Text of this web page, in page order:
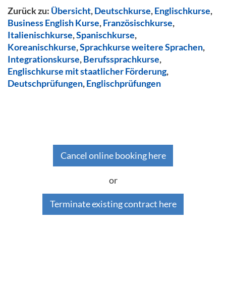
Zurück zu: Übersicht,Deutschkurse,Englischkurse,
Business English Kurse,Französischkurse,
Italienischkurse,Spanischkurse,
Koreanischkurse,Sprachkurse weitere Sprachen,
Integrationskurse,Berufssprachkurse,
Englischkurse mit staatlicher Förderung,
Deutschprüfungen,Englischprüfungen
Cancel online booking here
or
Terminate existing contract here